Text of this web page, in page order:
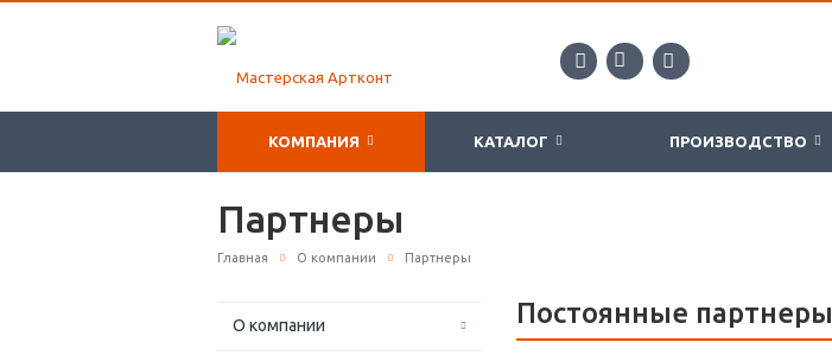
КОМПАНИЯ КАТАЛОГ ПРОИЗВОДСТВО
Партнеры
Главная О компании Партнеры
О компании Постоянные партнеры